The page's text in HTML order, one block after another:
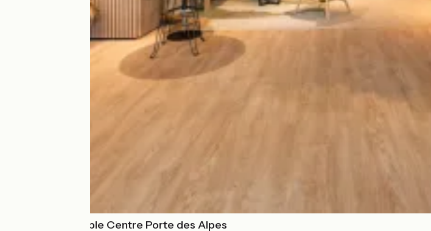
Mercure Grenoble Centre Porte des Alpes